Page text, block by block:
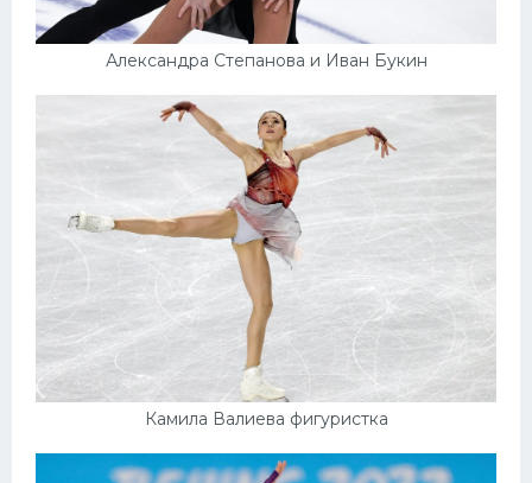
Александра Степанова и Иван Букин
Камила Валиева фигуристка